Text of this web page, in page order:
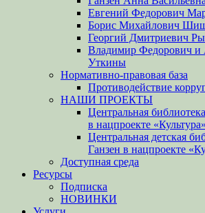
Евгений Федорович
Борис Михайлович
Георгий Дмитриевич
Владимир Федорович и
Уткины
Нормативно-правовая база
Противодействие
НАШИ ПРОЕКТЫ
Центральная
в нацпроекте «Культура»
Центральная детская
Ганзен в нацпроекте
Доступная среда
Ресурсы
Подписка
НОВИНКИ